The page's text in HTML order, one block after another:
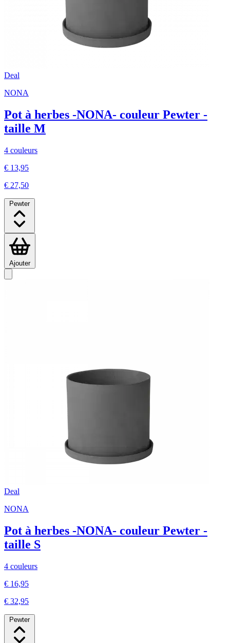
Deal
NONA
Pot à herbes -NONA- couleur Pewter -
taille M
4 couleurs
€ 13,95
€ 27,50
Pewter
Ajouter
Deal
NONA
Pot à herbes -NONA- couleur Pewter -
taille S
4 couleurs
€ 16,95
€ 32,95
Pewter